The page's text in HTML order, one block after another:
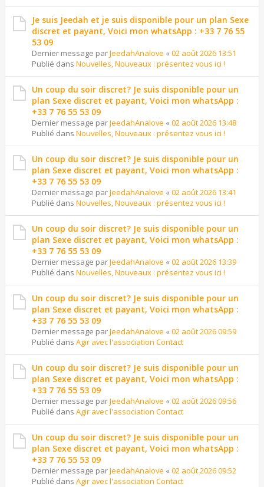
Je suis Jeedah et je suis disponible pour un plan Sexe
discret et payant, Voici mon whatsApp : +33 7 76 55
53 09
Dernier message parJeedahAnalove « 02 août 2026 13:51
Publié dans Nouvelles, Nouveaux : présentez vous ici !
Un coup du soir discret? Je suis disponible pour un
plan Sexe discret et payant, Voici mon whatsApp :
+33 7 76 55 53 09
Dernier message parJeedahAnalove « 02 août 2026 13:48
Publié dans Nouvelles, Nouveaux : présentez vous ici !
Un coup du soir discret? Je suis disponible pour un
plan Sexe discret et payant, Voici mon whatsApp :
+33 7 76 55 53 09
Dernier message parJeedahAnalove « 02 août 2026 13:41
Publié dans Nouvelles, Nouveaux : présentez vous ici !
Un coup du soir discret? Je suis disponible pour un
plan Sexe discret et payant, Voici mon whatsApp :
+33 7 76 55 53 09
Dernier message parJeedahAnalove « 02 août 2026 13:39
Publié dans Nouvelles, Nouveaux : présentez vous ici !
Un coup du soir discret? Je suis disponible pour un
plan Sexe discret et payant, Voici mon whatsApp :
+33 7 76 55 53 09
Dernier message parJeedahAnalove « 02 août 2026 09:59
Publié dans Agir avec l'association Contact
Un coup du soir discret? Je suis disponible pour un
plan Sexe discret et payant, Voici mon whatsApp :
+33 7 76 55 53 09
Dernier message parJeedahAnalove « 02 août 2026 09:56
Publié dans Agir avec l'association Contact
Un coup du soir discret? Je suis disponible pour un
plan Sexe discret et payant, Voici mon whatsApp :
+33 7 76 55 53 09
Dernier message parJeedahAnalove « 02 août 2026 09:52
Publié dans Agir avec l'association Contact